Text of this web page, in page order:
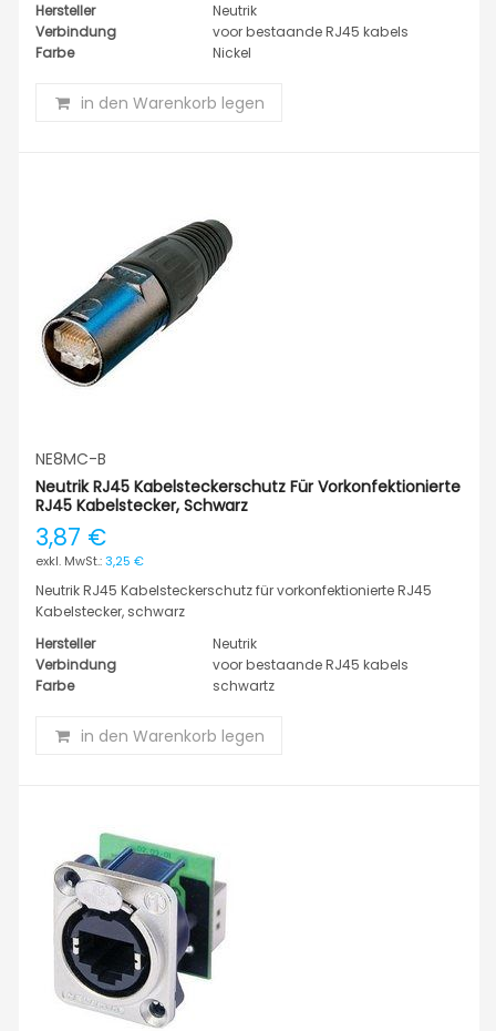
Hersteller
Neutrik
Verbindung
voor bestaande RJ45 kabels
Farbe
Nickel
in den Warenkorb legen
NE8MC-B
Neutrik RJ45 Kabelsteckerschutz Für Vorkonfektionierte
RJ45 Kabelstecker, Schwarz
3,87 €
3,25 €
Neutrik RJ45 Kabelsteckerschutz für vorkonfektionierte RJ45
Kabelstecker, schwarz
Hersteller
Neutrik
Verbindung
voor bestaande RJ45 kabels
Farbe
schwartz
in den Warenkorb legen